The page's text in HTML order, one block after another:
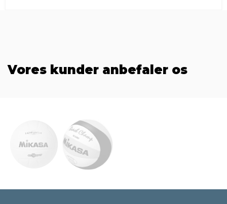
Vores kunder anbefaler os